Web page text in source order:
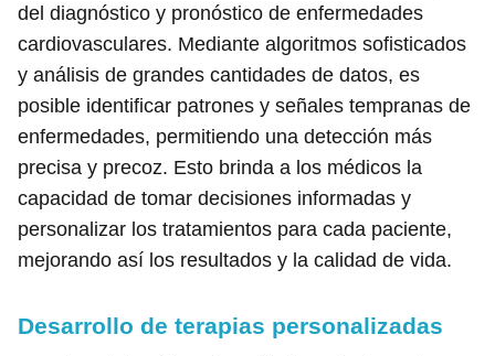
del diagnóstico y pronóstico de enfermedades
cardiovasculares. Mediante algoritmos sofisticados
y análisis de grandes cantidades de datos, es
posible identificar patrones y señales tempranas de
enfermedades, permitiendo una detección más
precisa y precoz. Esto brinda a los médicos la
capacidad de tomar decisiones informadas y
personalizar los tratamientos para cada paciente,
mejorando así los resultados y la calidad de vida.
Desarrollo de terapias personalizadas